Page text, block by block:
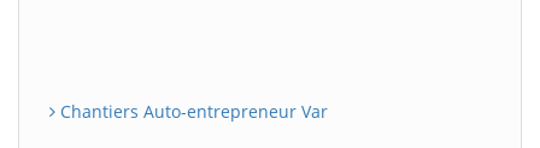
Chantiers Auto-entrepreneur Var